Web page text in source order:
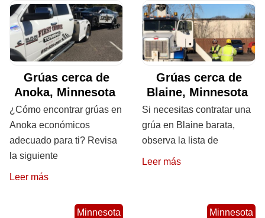
Grúas cerca de
Anoka, Minnesota
¿Cómo encontrar grúas en
Anoka económicos
adecuado para ti? Revisa
la siguiente
Leer más
Grúas cerca de
Blaine, Minnesota
Si necesitas contratar una
grúa en Blaine barata,
observa la lista de
Leer más
Minnesota Minnesota